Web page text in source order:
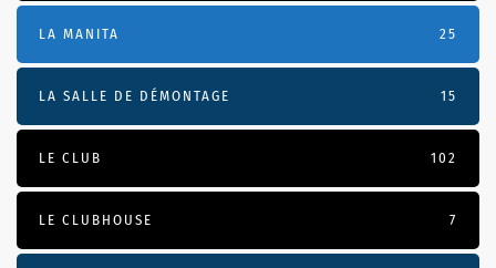
LA MANITA 25
LA SALLE DE DÉMONTAGE 15
LE CLUB 102
LE CLUBHOUSE 7